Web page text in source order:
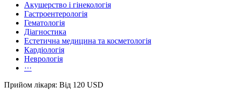
Акушерство і гінекологія
Гастроентерологія
Гематологія
Діагностика
Естетична медицина та косметологія
Кардіологія
Неврологія
···
Прийом лікаря: Від 120 USD